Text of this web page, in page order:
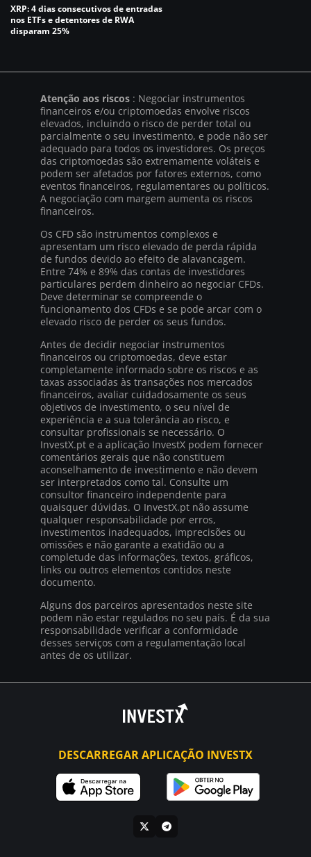
XRP: 4 dias consecutivos de entradas
nos ETFs e detentores de RWA
disparam 25%
Atenção aos riscos : Negociar instrumentos
financeiros e/ou criptomoedas envolve riscos
elevados, incluindo o risco de perder total ou
parcialmente o seu investimento, e pode não ser
adequado para todos os investidores. Os preços
das criptomoedas são extremamente voláteis e
podem ser afetados por fatores externos, como
eventos financeiros, regulamentares ou políticos.
A negociação com margem aumenta os riscos
financeiros.
Os CFD são instrumentos complexos e
apresentam um risco elevado de perda rápida
de fundos devido ao efeito de alavancagem.
Entre 74% e 89% das contas de investidores
particulares perdem dinheiro ao negociar CFDs.
Deve determinar se compreende o
funcionamento dos CFDs e se pode arcar com o
elevado risco de perder os seus fundos.
Antes de decidir negociar instrumentos
financeiros ou criptomoedas, deve estar
completamente informado sobre os riscos e as
taxas associadas às transações nos mercados
financeiros, avaliar cuidadosamente os seus
objetivos de investimento, o seu nível de
experiência e a sua tolerância ao risco, e
consultar profissionais se necessário. O
InvestX.pt e a aplicação InvestX podem fornecer
comentários gerais que não constituem
aconselhamento de investimento e não devem
ser interpretados como tal. Consulte um
consultor financeiro independente para
quaisquer dúvidas. O InvestX.pt não assume
qualquer responsabilidade por erros,
investimentos inadequados, imprecisões ou
omissões e não garante a exatidão ou a
completude das informações, textos, gráficos,
links ou outros elementos contidos neste
documento.
Alguns dos parceiros apresentados neste site
podem não estar regulados no seu país. É da sua
responsabilidade verificar a conformidade
desses serviços com a regulamentação local
antes de os utilizar.
DESCARREGAR APLICAÇÃO INVESTX